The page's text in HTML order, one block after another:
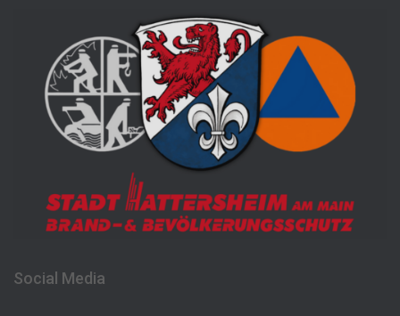
Social Media